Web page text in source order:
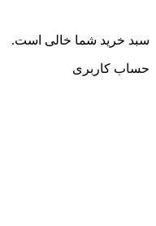
سبد خرید شما خالی است.
حساب کاربری